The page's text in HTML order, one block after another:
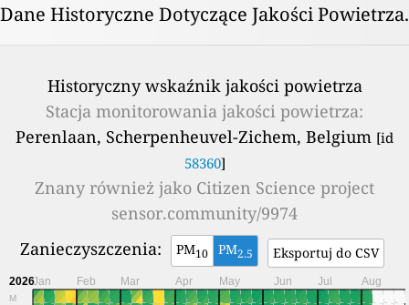
Dane Historyczne Dotyczące Jakości Powietrza.
Historyczny wskaźnik jakości powietrza
Stacja monitorowania jakości powietrza:
Perenlaan, Scherpenheuvel-Zichem, Belgium [id
58360]
Znany również jako Citizen Science project
sensor.community/9974
Zanieczyszczenia:
PM10 PM2.5 Eksportuj do CSV
2026
M
Jan Feb Mar Apr May Jun Jul Aug